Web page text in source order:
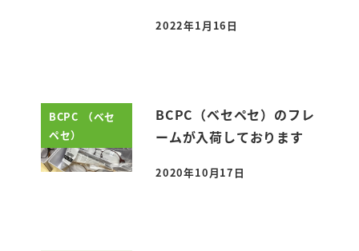
投稿日
2022年1月16日
BCPC （ベセ
ペセ）
BCPC（ベセペセ）のフレ
ームが入荷しております
投稿日
2020年10月17日